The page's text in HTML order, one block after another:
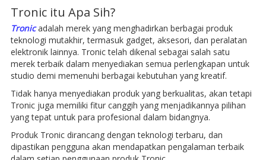
Tronic itu Apa Sih?
Tronicadalah merek yang menghadirkan berbagai produk
teknologi mutakhir, termasuk gadget, aksesori, dan peralatan
elektronik lainnya. Tronic telah dikenal sebagai salah satu
merek terbaik dalam menyediakan semua perlengkapan untuk
studio demi memenuhi berbagai kebutuhan yang kreatif.
Tidak hanya menyediakan produk yang berkualitas, akan tetapi
Tronic juga memiliki fitur canggih yang menjadikannya pilihan
yang tepat untuk para profesional dalam bidangnya.
Produk Tronic dirancang dengan teknologi terbaru, dan
dipastikan pengguna akan mendapatkan pengalaman terbaik